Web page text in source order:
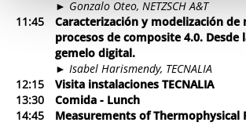
► Gonzalo Oteo, NETZSCH A&T
11:45
Caracterización y modelización
procesos de composite 4.0.
gemelo digital.
►Isabel Harismendy, TECNALIA
12:15
Visita instalaciones TECNALIA
13:30
Comida - Lunch
14:45
Measurements of